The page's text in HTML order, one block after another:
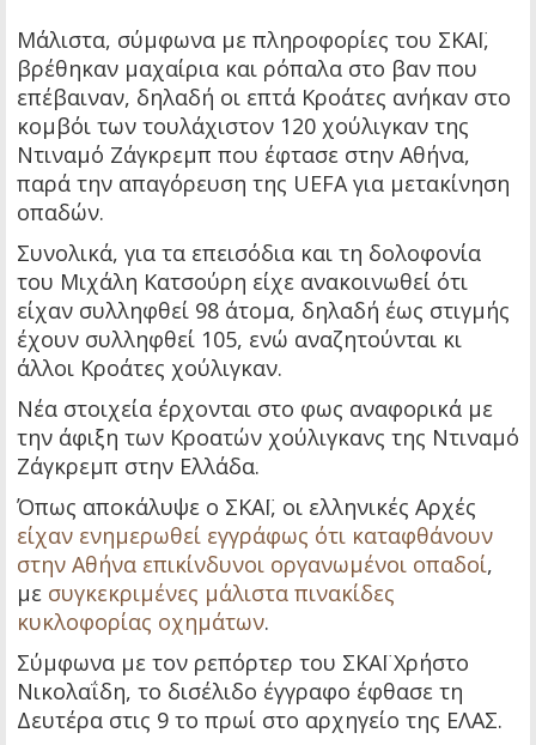
Μάλιστα, σύμφωνα με πληροφορίες του ΣΚΑΪ,
βρέθηκαν μαχαίρια και ρόπαλα στο βαν που
επέβαιναν, δηλαδή οι επτά Κροάτες ανήκαν στο
κομβόι των τουλάχιστον 120 χούλιγκαν της
Ντιναμό Ζάγκρεμπ που έφτασε στην Αθήνα,
παρά την απαγόρευση της UEFA για μετακίνηση
οπαδών.
Συνολικά, για τα επεισόδια και τη δολοφονία
του Μιχάλη Κατσούρη είχε ανακοινωθεί ότι
είχαν συλληφθεί 98 άτομα, δηλαδή έως στιγμής
έχουν συλληφθεί 105, ενώ αναζητούνται κι
άλλοι Κροάτες χούλιγκαν.
Νέα στοιχεία έρχονται στο φως αναφορικά με
την άφιξη των Κροατών χούλιγκανς της Ντιναμό
Ζάγκρεμπ στην Ελλάδα.
Όπως αποκάλυψε ο ΣΚΑΪ, οι ελληνικές Αρχές
είχαν ενημερωθεί εγγράφως ότι καταφθάνουν
στην Αθήνα επικίνδυνοι οργανωμένοι οπαδοί,
με συγκεκριμένες μάλιστα πινακίδες
κυκλοφορίας οχημάτων.
Σύμφωνα με τον ρεπόρτερ του ΣΚΑΪ Χρήστο
Νικολαΐδη, το δισέλιδο έγγραφο έφθασε τη
Δευτέρα στις 9 το πρωί στο αρχηγείο της ΕΛΑΣ.